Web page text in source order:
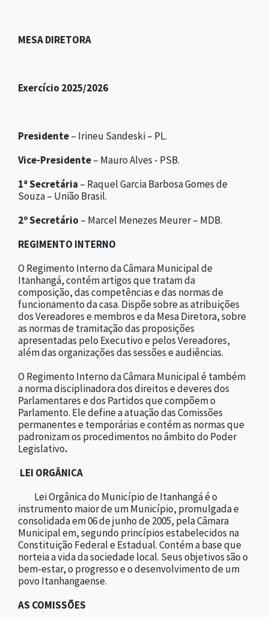
MESA DIRETORA
Exercício 2025/2026
Presidente– Irineu Sandeski – PL.
Vice-Presidente– Mauro Alves - PSB.
1ª Secretária – Raquel Garcia Barbosa Gomes de
Souza – União Brasil.
2º Secretário – Marcel Menezes Meurer – MDB.
REGIMENTO INTERNO
O Regimento Interno da Câmara Municipal de
Itanhangá, contém artigos que tratam da
composição, das competências e das normas de
funcionamento da casa. Dispõe sobre as atribuições
dos Vereadores e membros e da Mesa Diretora, sobre
as normas de tramitação das proposições
apresentadas pelo Executivo e pelos Vereadores,
além das organizações das sessões e audiências.
O Regimento Interno da Câmara Municipal é também
a norma disciplinadora dos direitos e deveres dos
Parlamentares e dos Partidos que compõem o
Parlamento. Ele define a atuação das Comissões
permanentes e temporárias e contém as normas que
padronizam os procedimentos no âmbito do Poder
Legislativo.
LEI ORGÂNICA
Lei Orgânica do Município de Itanhangá é o
instrumento maior de um Município, promulgada e
consolidada em 06 de junho de 2005, pela Câmara
Municipal em, segundo princípios estabelecidos na
Constituição Federal e Estadual. Contém a base que
norteia a vida da sociedade local. Seus objetivos são o
bem-estar, o progresso e o desenvolvimento de um
povo Itanhangaense.
AS COMISSÕES